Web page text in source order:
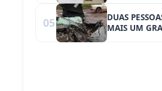
05
DUAS
MAIS UM